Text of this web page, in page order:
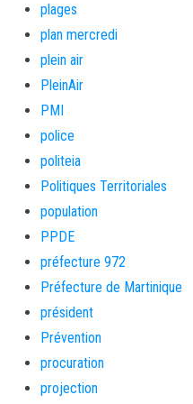
plages
plan mercredi
plein air
PleinAir
PMI
police
politeia
Politiques Territoriales
population
PPDE
préfecture 972
Préfecture de Martinique
président
Prévention
procuration
projection